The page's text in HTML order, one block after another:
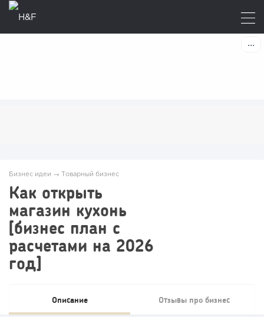
Бизнес идеи → Товарный бизнес
Как открыть
магазин кухонь
[бизнес план с
расчетами на 2026
год]
Описание Отзывы про бизнес